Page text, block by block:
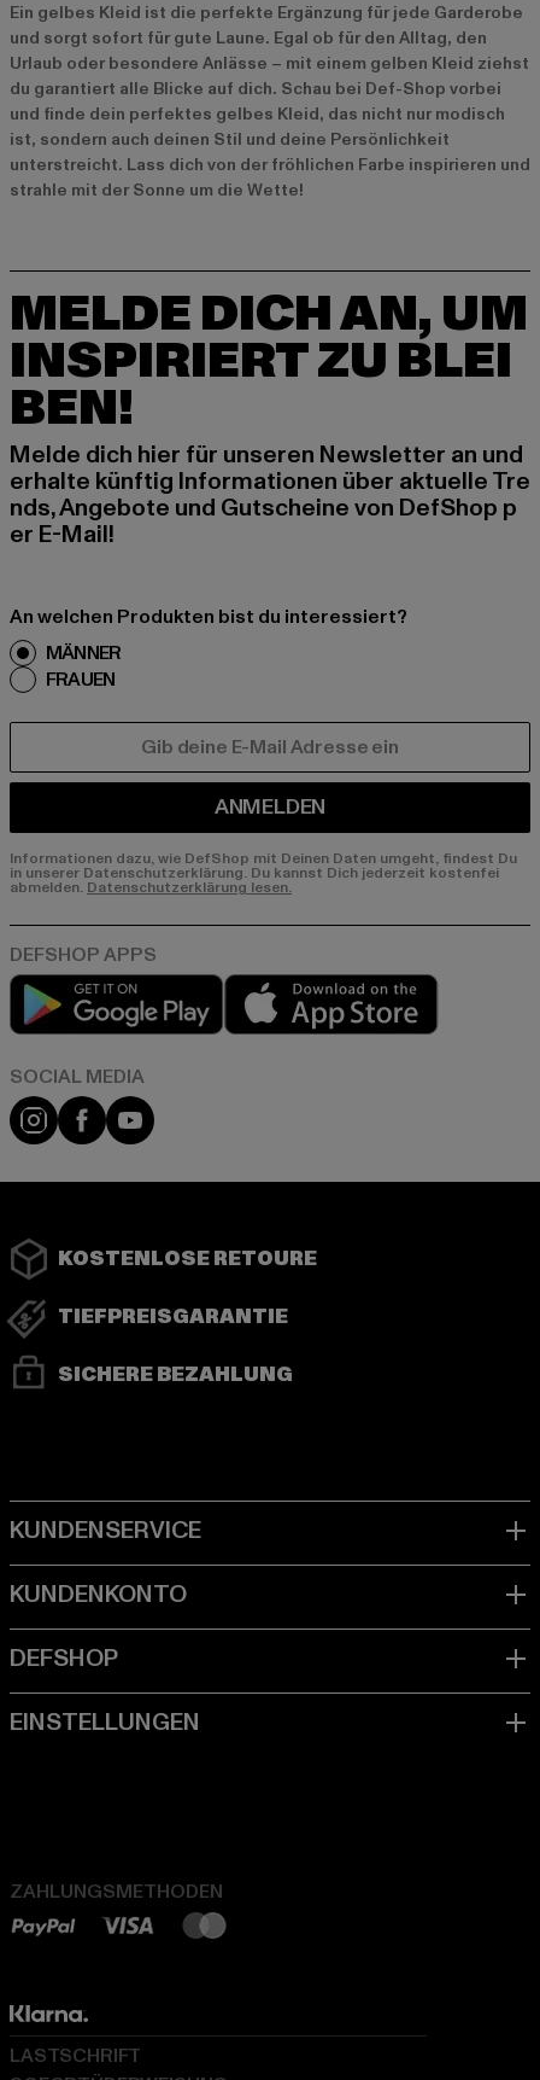
Ein gelbes Kleid ist die perfekte Ergänzung für jede Garderobe
und sorgt sofort für gute Laune. Egal ob für den Alltag, den
Urlaub oder besondere Anlässe – mit einem gelben Kleid ziehst
du garantiert alle Blicke auf dich. Schau bei Def-Shop vorbei
und finde dein perfektes gelbes Kleid, das nicht nur modisch
ist, sondern auch deinen Stil und deine Persönlichkeit
unterstreicht. Lass dich von der fröhlichen Farbe inspirieren und
strahle mit der Sonne um die Wette!
MELDE DICH AN, UM
INSPIRIERT ZU BLEI
BEN!
Melde dich hier für unseren Newsletter an und
erhalte künftig Informationen über aktuelle Tre
nds, Angebote und Gutscheine von DefShop p
er E-Mail!
An welchen Produkten bist du interessiert?
MÄNNER
FRAUEN
ANMELDEN
Informationen dazu, wie DefShop mit Deinen Daten umgeht, findest Du
in unserer Datenschutzerklärung. Du kannst Dich jederzeit kostenfei
abmelden. Datenschutzerklärung lesen.
Play market
Instagram
FacebookYouTube
KOSTENLOSE RETOURE
TIEFPREISGARANTIE
SICHERE BEZAHLUNG
ZAHLUNGSMETHODEN
LASTSCHRIFT